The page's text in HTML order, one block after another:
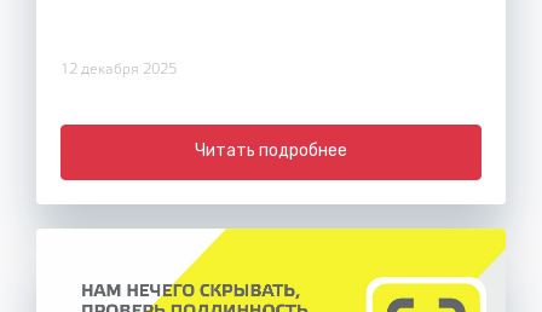
12 декабря 2025
Читать подробнее